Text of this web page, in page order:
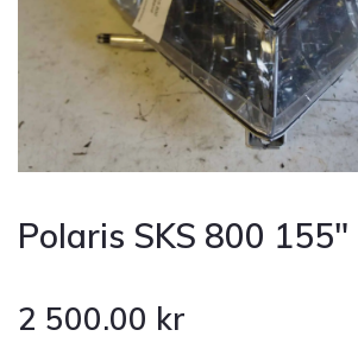
Polaris SKS 800
2 500.00 kr